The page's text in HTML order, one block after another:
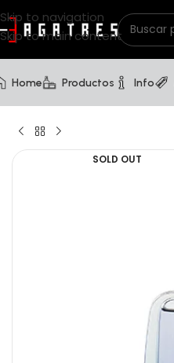
Skip to navigation
Skip to main content
Home Productos Info
SOLD OUT